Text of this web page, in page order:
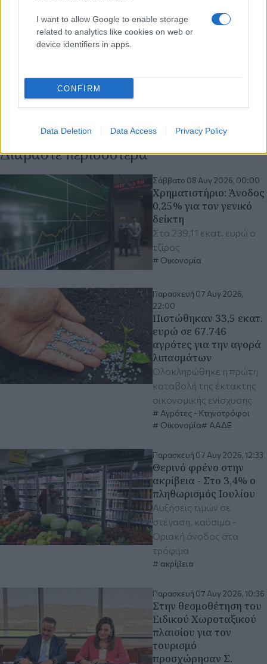
I want to allow Google to enable storage
related to analytics like cookies on web or
device identifiers in apps.
CONFIRM
Data Deletion Data Access Privacy Policy
Διαβάστε περισσότερα
Σάββατο 08 Αυγ 2026, 00:00
Χρηματιστήριο: Άνοδος
0,25% για τον γενικό
δείκτη
Στα 239,11 εκατ. ευρώ ο
τζίρος
Οικονομία
Παρασκευή 07 Αυγ 2026,
22:00
Πιστώθηκαν 33,5 εκατ.
ευρώ σε 67.746
αγρότες για την αγορά
λιπασμάτων
Ολοκληρώθηκε η πρώτη
καταβολή της έκτακτης
οικονομικής ενίσχυσης
Αγρότες - Κτηνοτρόφοι
Οικονομία
ΑΑΔΕ
Παρασκευή 07 Αυγ 2026, 12:33
Θερινό φρένο στην
ακρίβεια - Στο 3,4% ο
πληθωρισμός Ιουλίου
Αυξήσεις τιμών σε
στέγαση, καύσιμα -
Οριακή άνοδος στα
τρόφιμα
ακρίβεια
Παρασκευή 07 Αυγ 2026, 10:36
Στην θεσμοθέτηση του
Ειδικού Χωροταξικού
πλαισίου για τον
τουρισμό
προσχώρησαν Σ.